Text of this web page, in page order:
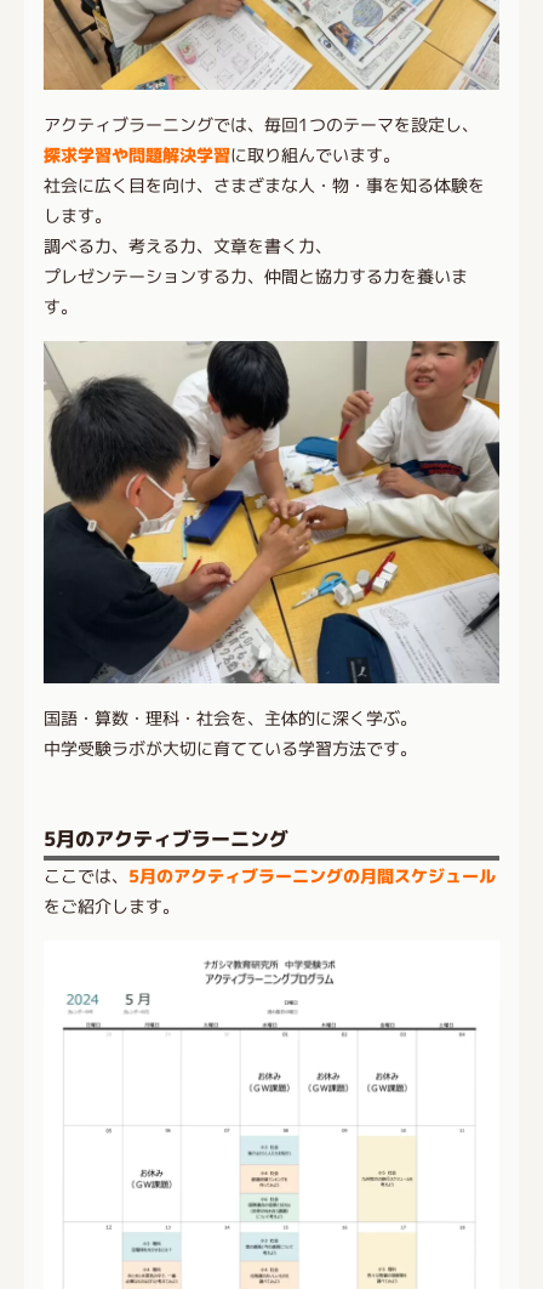
アクティブラーニングでは、毎回1つのテーマを設定し、
探求学習や問題解決学習に取り組んでいます。
社会に広く目を向け、さまざまな人・物・事を知る体験を
します。
調べる力、考える力、文章を書く力、
プレゼンテーションする力、仲間と協力する力を養いま
す。
国語・算数・理科・社会を、主体的に深く学ぶ。
中学受験ラボが大切に育てている学習方法です。
5月のアクティブラーニング
ここでは、 5月のアクティブラーニングの月間スケジュール
をご紹介します。